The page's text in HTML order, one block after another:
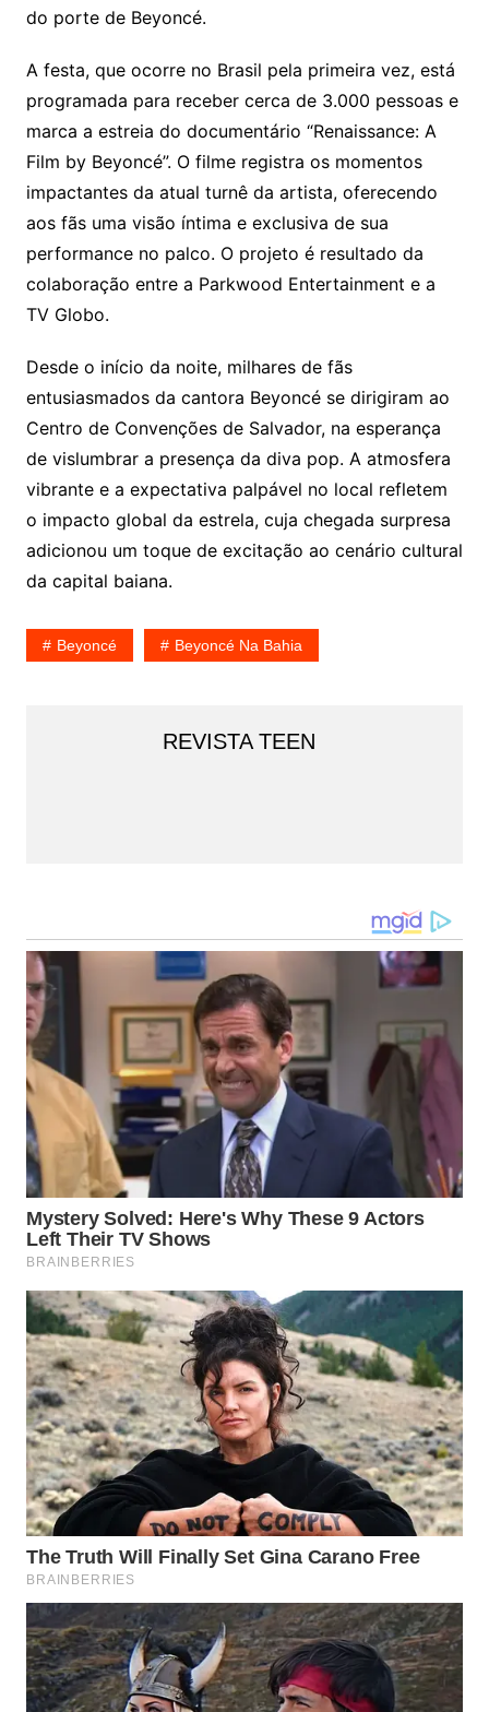
do porte de Beyoncé.
A festa, que ocorre no Brasil pela primeira vez, está
programada para receber cerca de 3.000 pessoas e
marca a estreia do documentário “Renaissance: A
Film by Beyoncé”. O filme registra os momentos
impactantes da atual turnê da artista, oferecendo
aos fãs uma visão íntima e exclusiva de sua
performance no palco. O projeto é resultado da
colaboração entre a Parkwood Entertainment e a
TV Globo.
Desde o início da noite, milhares de fãs
entusiasmados da cantora Beyoncé se dirigiram ao
Centro de Convenções de Salvador, na esperança
de vislumbrar a presença da diva pop. A atmosfera
vibrante e a expectativa palpável no local refletem
o impacto global da estrela, cuja chegada surpresa
adicionou um toque de excitação ao cenário cultural
da capital baiana.
Beyoncé Beyoncé Na Bahia
REVISTA TEEN